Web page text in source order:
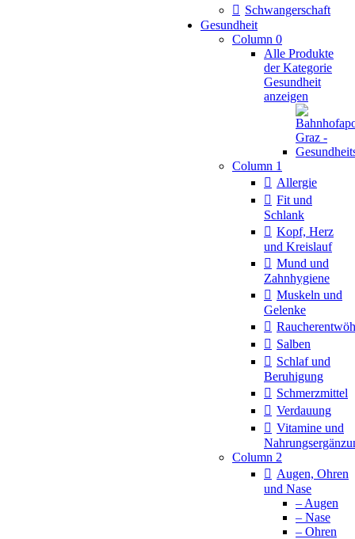
Schwangerschaft
Gesundheit
Column 0
Alle Produkte
der Kategorie
Gesundheit
anzeigen
Column 1
Allergie
Fit und
Schlank
Kopf, Herz
und Kreislauf
Mund und
Zahnhygiene
Muskeln und
Gelenke
Salben
Schlaf und
Beruhigung
Schmerzmittel
Verdauung
Vitamine und
Column 2
Augen, Ohren
und Nase
– Augen
– Nase
– Ohren